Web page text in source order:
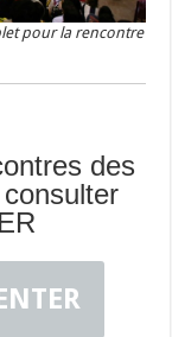
pour la rencontre
des